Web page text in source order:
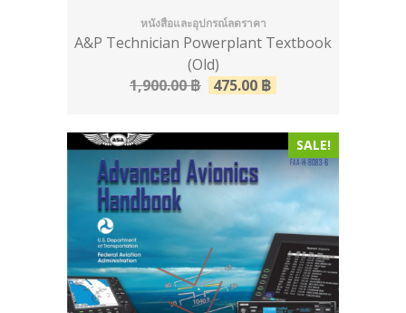
หนังสือและอุปกรณ์ลดราคา
A&P Technician Powerplant Textbook
(Old)
1,900.00฿ 475.00 ฿
SALE!